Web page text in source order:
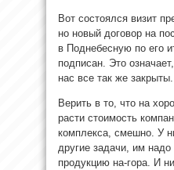
Вот состоялся визит
но новый договор на
в Поднебесную по его
подписан. Это
нас все так же закрыты.
Верить в то, что на
расти стоимость
комплекса, смешно. У
другие задачи, им
продукцию на-гора. И